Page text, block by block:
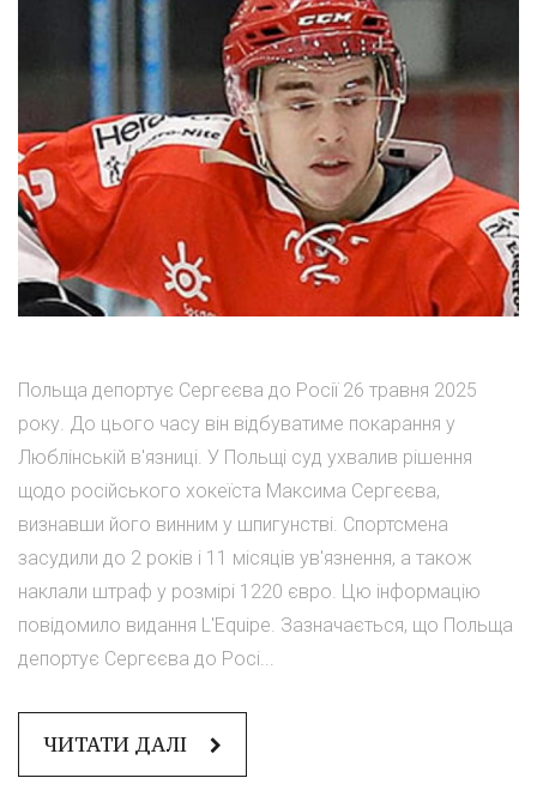
Польща депортує Сергєєва до Росії 26 травня 2025
року. До цього часу він відбуватиме покарання у
Люблінській в'язниці. У Польщі суд ухвалив рішення
щодо російського хокеїста Максима Сергєєва,
визнавши його винним у шпигунстві. Спортсмена
засудили до 2 років і 11 місяців ув'язнення, а також
наклали штраф у розмірі 1220 євро. Цю інформацію
повідомило видання L'Equipe. Зазначається, що Польща
депортує Сергєєва до Росі...
ЧИТАТИ ДАЛІ